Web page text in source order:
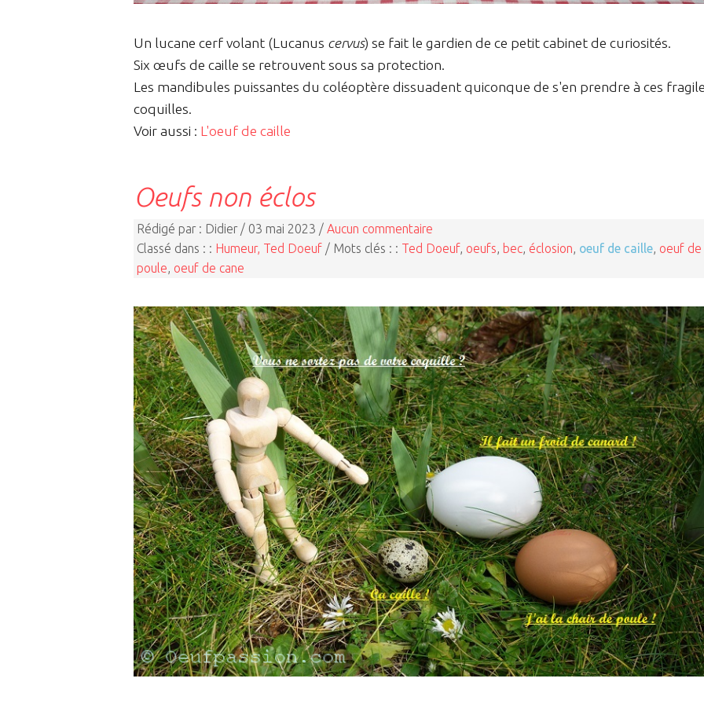
Un lucane cerf volant (Lucanus cervus) se fait le gardien de ce petit cabinet de curiosités.
Six œufs de caille se retrouvent sous sa protection.
Les mandibules puissantes du coléoptère dissuadent quiconque de s'en prendre à ces
coquilles.
Voir aussi : L'oeuf de caille
Oeufs non éclos
Rédigé par : Didier / 03 mai 2023 / Aucun commentaire
Classé dans : : Humeur, Ted Doeuf / Mots clés : : Ted Doeuf, oeufs, bec, éclosion, oeuf de caille, oeuf de
poule, oeuf de cane